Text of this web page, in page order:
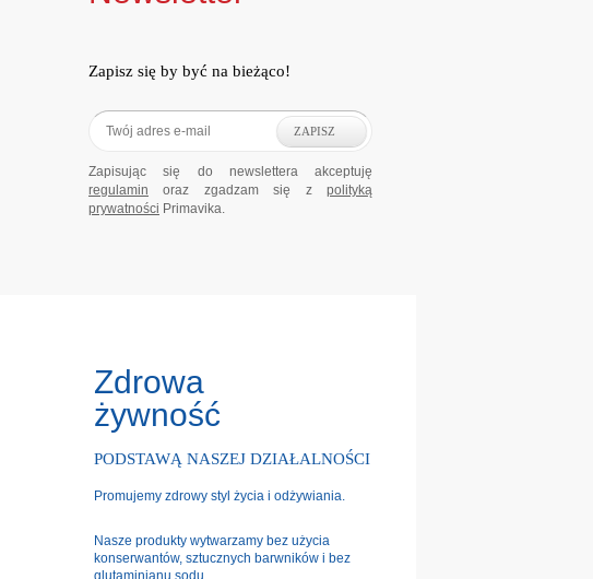
Zapisz się by być na bieżąco!
ZAPISZ
Zapisując się do newslettera akceptuję
regulamin oraz zgadzam się z polityką
prywatności Primavika.
Zdrowa
żywność
PODSTAWĄ NASZEJ DZIAŁALNOŚCI
Promujemy zdrowy styl życia i odżywiania.
Nasze produkty wytwarzamy bez użycia
konserwantów, sztucznych barwników i bez